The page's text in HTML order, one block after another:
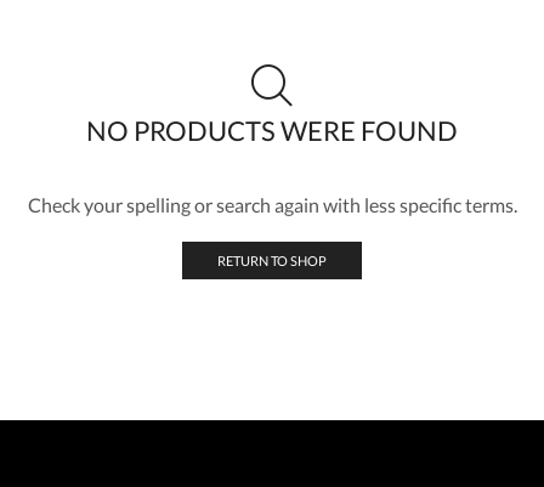
NO PRODUCTS WERE FOUND
Check your spelling or search again with less specific terms.
RETURN TO SHOP